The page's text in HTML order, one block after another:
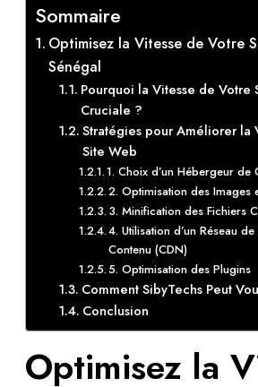
Sommaire
Optimisez la Vitesse de Votre
Sénégal
Pourquoi la Vitesse de Votre
Cruciale ?
Stratégies pour Améliorer la
Site Web
1. Choix d’un Hébergeur de
2. Optimisation des Images
3. Minification des Fichiers
4. Utilisation d’un Réseau
Contenu (CDN)
5. Optimisation des Plugins
Comment SibyTechs Peut
Conclusion
Optimisez la